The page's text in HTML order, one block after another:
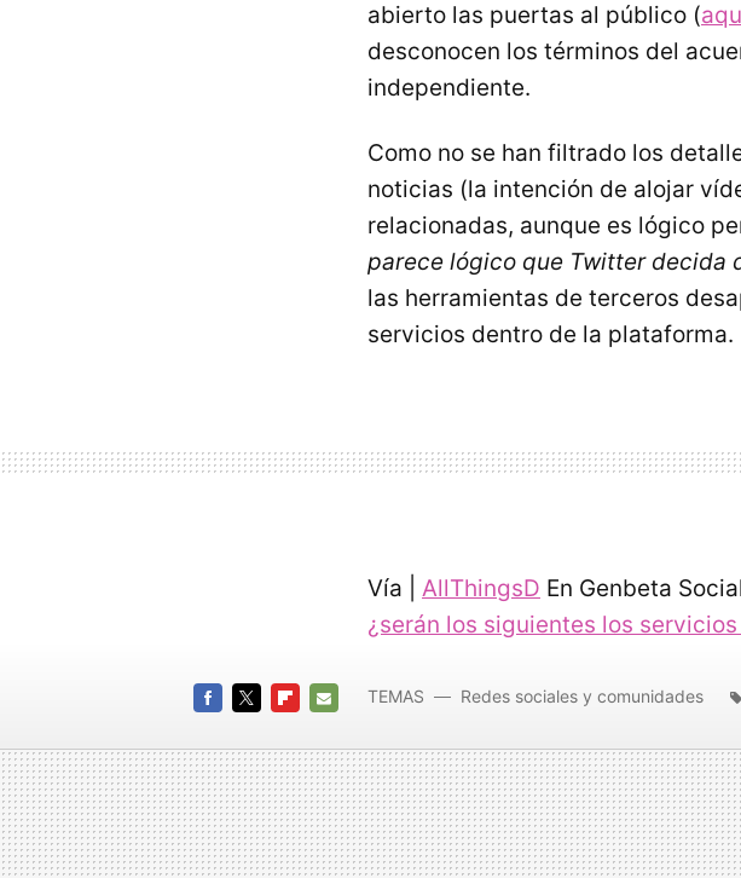
abierto las puertas al público (
desconocen los términos del
independiente.
Como no se han filtrado los
noticias (la intención de alojar
relacionadas, aunque es lógico
parece lógico que Twitter decida
las herramientas de terceros
servicios dentro de la plataforma.
Vía | AllThingsD En Genbeta
¿serán los siguientes los
MAIL
TEMAS Redes sociales y comunidades